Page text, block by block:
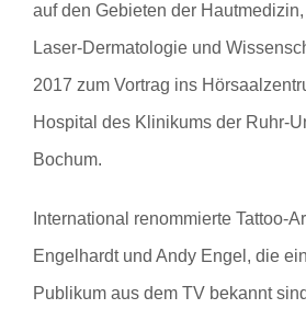
auf den Gebieten der
Laser-Dermatologie und
2017 zum Vortrag ins
Hospital des Klinikums der Ruhr-
Bochum.
International renommierte Tattoo-
Engelhardt und Andy Engel, die
Publikum aus dem TV bekannt